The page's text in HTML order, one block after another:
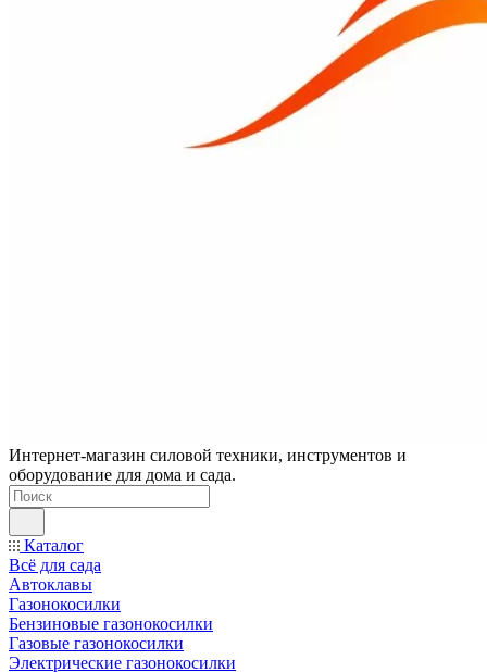
Интернет-магазин силовой техники, инструментов и
оборудование для дома и сада.
Каталог
Всё для сада
Автоклавы
Газонокосилки
Бензиновые газонокосилки
Газовые газонокосилки
Электрические газонокосилки